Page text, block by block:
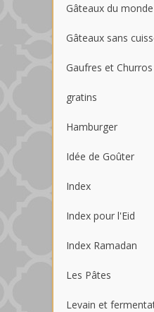
Gâteaux du monde
Gâteaux sans
Gaufres et Churros
gratins
Hamburger
Idée de Goûter
Index
Index pour l'Eid
Index Ramadan
Les Pâtes
Levain et